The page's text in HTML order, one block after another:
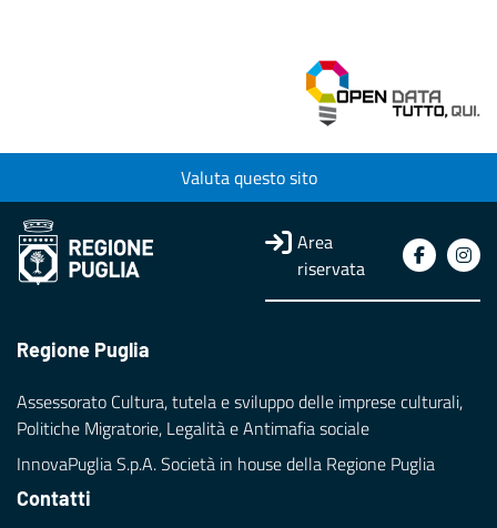
Valuta questo sito
Area
riservata
Regione Puglia
Assessorato Cultura, tutela e sviluppo delle imprese culturali,
Politiche Migratorie, Legalità e Antimafia sociale
InnovaPuglia S.p.A. Società in house della Regione Puglia
Contatti